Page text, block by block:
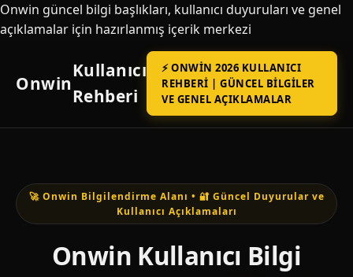
Onwin güncel bilgi başlıkları, kullanıcı duyuruları ve genel
açıklamalar için hazırlanmış içerik merkezi
Onwin
Kullanıcı
Rehberi
⚡ ONWIN 2026 KULLANICI
REHBERI | GÜNCEL BILGILER
VE GENEL AÇIKLAMALAR
🚀 Onwin Bilgilendirme Alanı • 🔐 Güncel Duyurular ve
Kullanıcı Açıklamaları
Onwin Kullanıcı Bilgi